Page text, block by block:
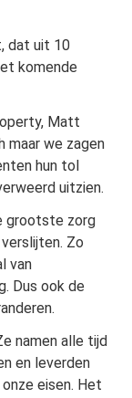
dat uit 10
komende
Matt
maar we zagen
hun tol
uitzien.
grootste zorg
Zo
van
Dus ook de
namen alle tijd
en leverden
eisen. Het